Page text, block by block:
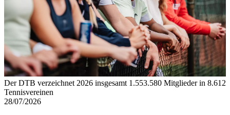
Der DTB verzeichnet 2026 insgesamt 1.553.580 Mitglieder in 8.612
Tennisvereinen
28/07/2026